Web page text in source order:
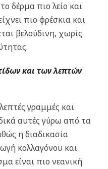
δέρμα πιο λείο και
πιο φρέσκια και
βελούδινη, χωρίς
και των λεπτών
γραμμές και
αυτές γύρω από τα
η διαδικασία
κολλαγόνου και
είναι πιο νεανική